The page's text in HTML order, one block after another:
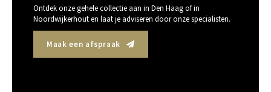
Ontdek onze gehele collectie aan in Den Haag of in
Noordwijkerhout en laat je adviseren door onze specialisten.
Maak een afspraak